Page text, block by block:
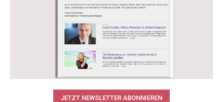
JETZT NEWSLETTER ABONNIEREN